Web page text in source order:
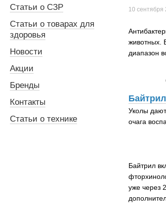
10 сентября
животных.
диапазон
Байтрил
Уколы
очага
Байтрил
уже через
Статьи о СЗР
Статьи о товарах для
здоровья
Новости
Акции
Бренды
Контакты
Статьи о технике